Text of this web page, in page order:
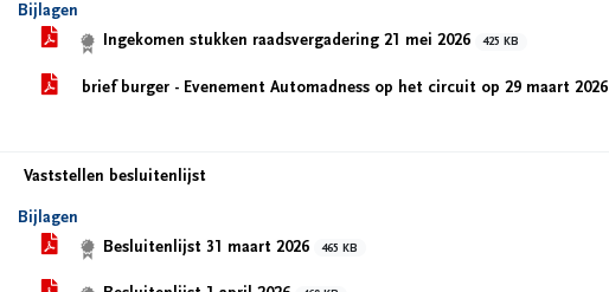
Bijlagen
Ingekomen stukken raadsvergadering 21 mei 2026
425 KB
brief burger - Evenement Automadness op het circuit op 29 maart 2026
Vaststellen besluitenlijst
Bijlagen
Besluitenlijst 31 maart 2026
465 KB